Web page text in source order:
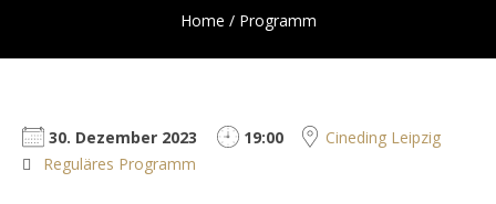
Home / Programm
30. Dezember 2023 19:00
Cineding Leipzig
Reguläres Programm